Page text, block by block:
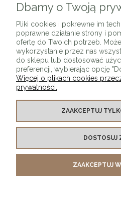
KONTAKT Z NAMI
MOJE KONTO
Dbamy o Twoją
Pliki cookies i pokrewne im
poprawne działanie strony i
ofertę do Twoich potrzeb.
wykorzystanie przez nas
do sklepu lub dostosować
preferencji, wybierając opcję
Więcej o plikach cookies
prywatności.
ZAAKCEPTUJ
DOSTOSUJ
ZAAKCEPTUJ